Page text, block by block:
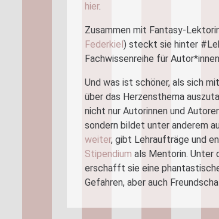
hier.
Zusammen mit Fantasy-
Federkiel) steckt sie hinter
Fachwissenreihe für
Und was ist schöner, als sich
über das Herzensthema
nicht nur Autorinnen und
sondern bildet unter anderem
weiter, gibt Lehraufträge und
Stipendium als Mentorin. Unter
erschafft sie eine
Gefahren, aber auch